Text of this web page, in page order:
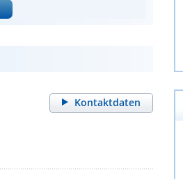
Kontaktdaten